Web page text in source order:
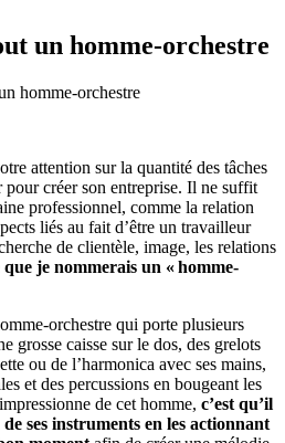
un homme-orchestre
attention sur la quantité des tâches
pour créer son entreprise. Il ne suffit
professionnel, comme la relation
liés au fait d’être un travailleur
de clientèle, image, les relations
je nommerais un « homme-
orchestre qui porte plusieurs
grosse caisse sur le dos, des grelots
ou de l’harmonica avec ses mains,
et des percussions en bougeant les
de cet homme, c’est qu’il
ses instruments en les actionnant